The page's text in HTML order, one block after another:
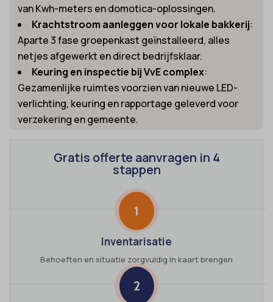
van Kwh-meters en domotica-oplossingen.
Krachtstroom aanleggen voor lokale bakkerij:
Aparte 3 fase groepenkast geïnstalleerd, alles
netjes afgewerkt en direct bedrijfsklaar.
Keuring en inspectie bij VvE complex:
Gezamenlijke ruimtes voorzien van nieuwe LED-
verlichting, keuring en rapportage geleverd voor
verzekering en gemeente.
Gratis offerte aanvragen in 4
stappen
1
Inventarisatie
Behoeften en situatie zorgvuldig in kaart brengen
2